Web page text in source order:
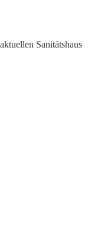
Sanitätshaus